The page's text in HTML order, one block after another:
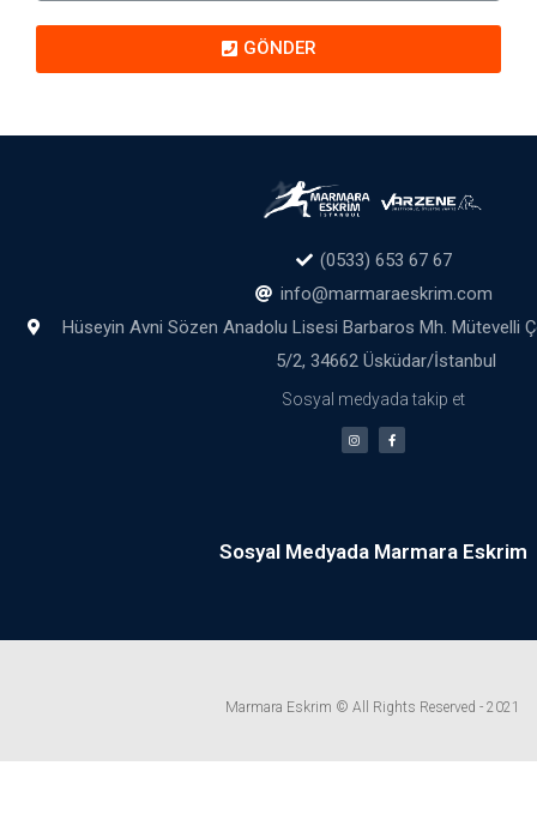
GÖNDER
(0533) 653 67 67
info@marmaraeskrim.com
Hüseyin Avni Sözen Anadolu Lisesi Barbaros Mh. Mütevelli
5/2, 34662 Üsküdar/İstanbul
Sosyal medyada takip et
Sosyal Medyada Marmara Eskrim
Marmara Eskrim © All Rights Reserved - 2021